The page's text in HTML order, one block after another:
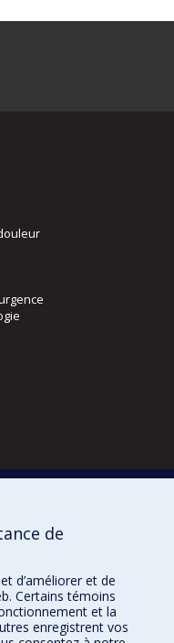
nucléaire
de
d’améliorer et de
Certains témoins
et la
enregistrent vos